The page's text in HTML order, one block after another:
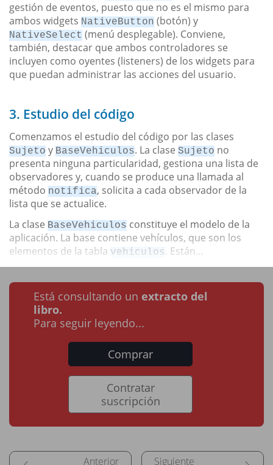
gestión de eventos, puesto que no es el mismo para
ambos widgets NativeButton (botón) y
NativeSelect (menú desplegable). Conviene,
también, destacar que ambos controladores se
incluyen como oyentes (listeners) de los widgets para
que puedan administrar las acciones del usuario.
3. Estudio del código
Comenzamos el estudio del código por las clases
Sujeto y BaseVehiculos. La clase Sujeto no
presenta ninguna particularidad, gestiona una lista de
observadores y, cuando se produce una llamada al
método notifica, solicita a cada observador de la
lista que se actualice.
La clase BaseVehiculos constituye el modelo de la
aplicación. La base contiene vehículos, que son los
elementos de la tabla vehiculos. Están...
Está consultando un extracto del
libro.
Para seguir leyendo...
Comprar
Contratar
suscripción